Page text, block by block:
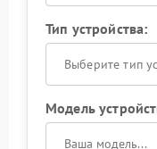
Тип устройства:
Выберите тип
Модель